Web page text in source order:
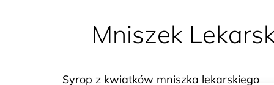
Mniszek
Syrop z kwiatków mniszka lekarskiego
Syrop